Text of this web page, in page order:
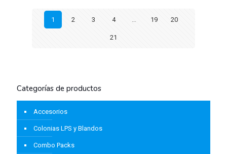
1 2 3 4 … 19 20
21
Categorías de productos
Accesorios
Colonias LPS y Blandos
Combo Packs